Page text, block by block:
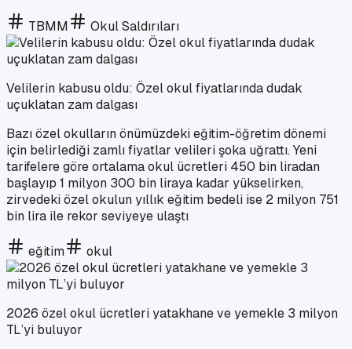
TBMM Okul Saldırıları
Velilerin kabusu oldu: Özel okul fiyatlarında dudak
uçuklatan zam dalgası
Bazı özel okulların önümüzdeki eğitim-öğretim dönemi
için belirlediği zamlı fiyatlar velileri şoka uğrattı. Yeni
tarifelere göre ortalama okul ücretleri 450 bin liradan
başlayıp 1 milyon 300 bin liraya kadar yükselirken,
zirvedeki özel okulun yıllık eğitim bedeli ise 2 milyon 751
bin lira ile rekor seviyeye ulaştı
eğitim okul
2026 özel okul ücretleri yatakhane ve yemekle 3 milyon
TL’yi buluyor